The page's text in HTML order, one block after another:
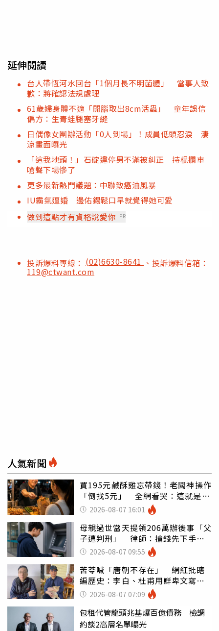
延伸閱讀
台人帶恆河水回台「1個月長不明菌體」 當事人致
歉：將確認法規處理
61歲婦身體不適「開腦取出8cm活蟲」 童年誤信
偏方：生青蛙腿塞牙縫
日偶像女團辦活動「0人到場」！成員低頭忍淚 淒
涼畫面曝光
「這我地頭！」石碇違停男不滿被糾正 持棍攔車
嗆聲下場慘了
更多最新熱門議題：中聯致癌油風暴
IU霸氣逼婚 邊佑錫鬆口早就覺得她可愛
做到這點才有資格說愛你 PR
投訴爆料專線： (02)6630-8641 、投訴爆料信箱：
119@ctwant.com
人氣新聞
買195元鹹酥雞忘帶錢！老闆神操作
「倒找5元」 全網看哭：這就是台
灣 2026-08-07 16:01
母親過世當天提領206萬辦後事「父
子遭判刑」 律師：搶錢先下手是
罪 2026-08-07 09:55
苦苓喊「唐朝不存在」 網紅批瞎
編歷史：李白、杜甫用鮮卑文寫
詩？2026-08-07 07:09
包租代管龍頭兆基爆百億債務 檢調
約談2高層名單曝光